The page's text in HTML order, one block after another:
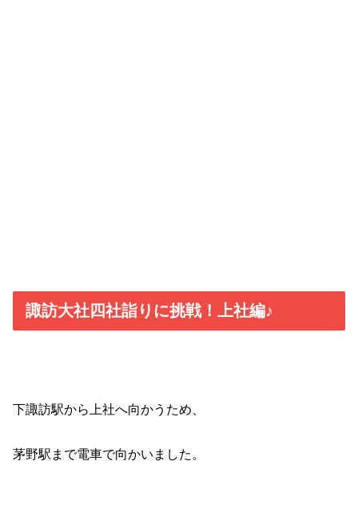
諏訪大社四社詣りに挑戦！上社編♪
下諏訪駅から上社へ向かうため、
茅野駅まで電車で向かいました。